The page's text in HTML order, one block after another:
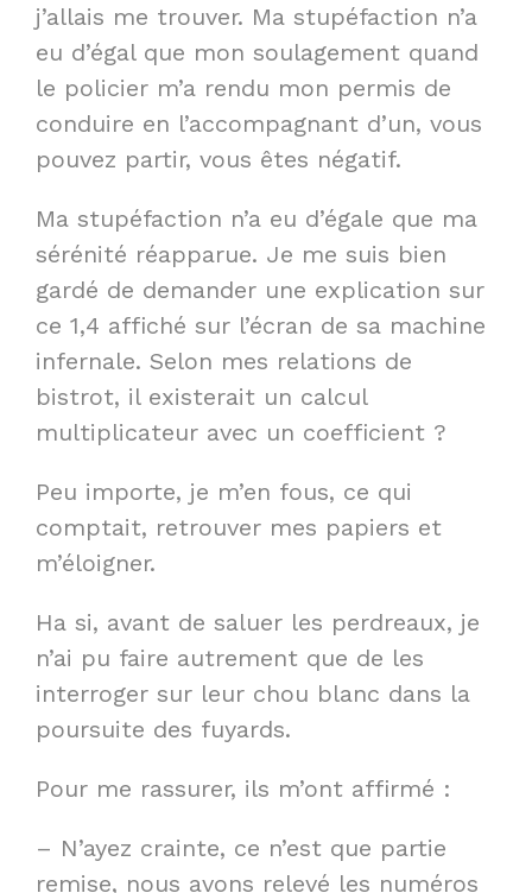
j’allais me trouver. Ma stupéfaction n’a
eu d’égal que mon soulagement quand
le policier m’a rendu mon permis de
conduire en l’accompagnant d’un, vous
pouvez partir, vous êtes négatif.
Ma stupéfaction n’a eu d’égale que ma
sérénité réapparue. Je me suis bien
gardé de demander une explication sur
ce 1,4 affiché sur l’écran de sa machine
infernale. Selon mes relations de
bistrot, il existerait un calcul
multiplicateur avec un coefficient ?
Peu importe, je m’en fous, ce qui
comptait, retrouver mes papiers et
m’éloigner.
Ha si, avant de saluer les perdreaux, je
n’ai pu faire autrement que de les
interroger sur leur chou blanc dans la
poursuite des fuyards.
Pour me rassurer, ils m’ont affirmé :
– N’ayez crainte, ce n’est que partie
remise, nous avons relevé les numéros